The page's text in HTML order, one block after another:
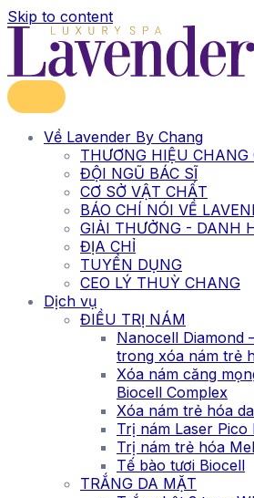
Skip to content
Về Lavender By Chang
THƯƠNG HIỆU CHANG
ĐỘI NGŨ BÁC SĨ
CƠ SỞ VẬT CHẤT
BÁO CHÍ NÓI VỀ
GIẢI THƯỞNG - DANH
ĐỊA CHỈ
TUYỂN DỤNG
CEO LÝ THUỲ CHANG
Dịch vụ
ĐIỀU TRỊ NÁM
Nanocell Diamond
trong xóa nám trẻ
Xóa nám căng
Biocell Complex
Xóa nám trẻ hóa
Trị nám Laser Pico
Trị nám trẻ hóa
Tế bào tươi Biocell
TRẮNG DA MẶT